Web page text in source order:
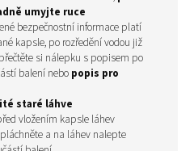
umyjte ruce
bezpečnostní informace platí
kapsle, po rozředění vodou již
si nálepku s popisem po
balení nebo popis pro
staré láhve
vložením kapsle láhev
a na láhev nalepte